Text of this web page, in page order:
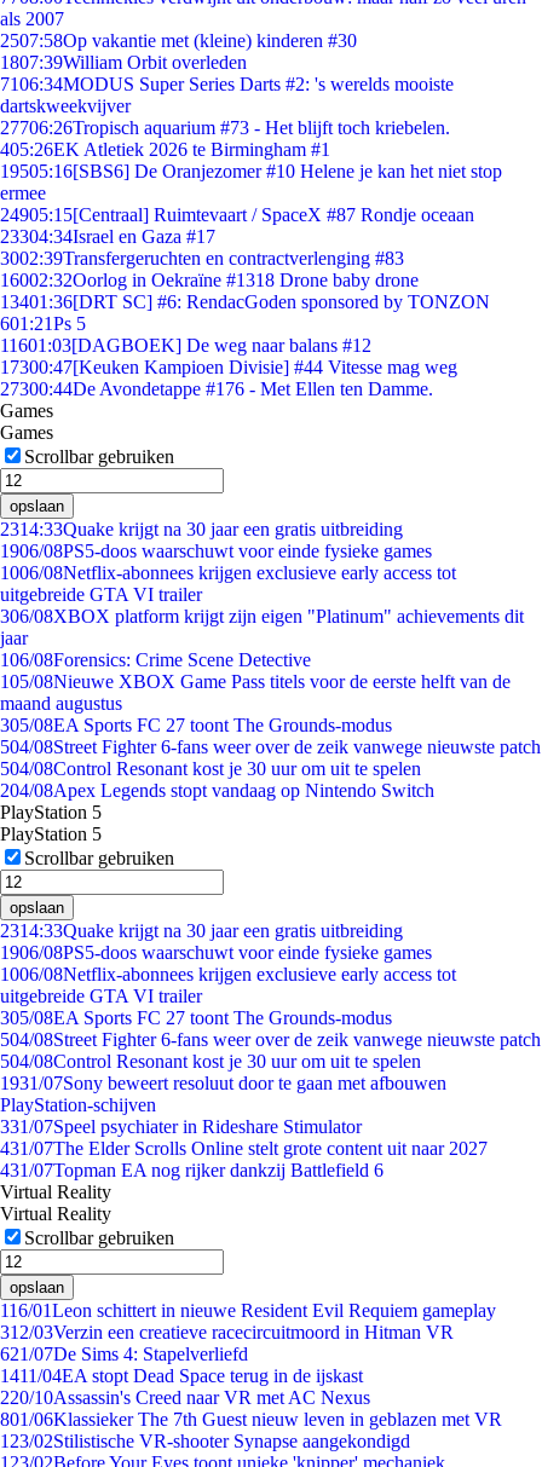
als 2007
2507:58Op vakantie met (kleine) kinderen #30
1807:39William Orbit overleden
7106:34MODUS Super Series Darts #2: 's werelds mooiste
dartskweekvijver
27706:26Tropisch aquarium #73 - Het blijft toch kriebelen.
405:26EK Atletiek 2026 te Birmingham #1
19505:16[SBS6] De Oranjezomer #10 Helene je kan het niet stop
ermee
24905:15[Centraal] Ruimtevaart / SpaceX #87 Rondje oceaan
23304:34Israel en Gaza #17
3002:39Transfergeruchten en contractverlenging #83
16002:32Oorlog in Oekraïne #1318 Drone baby drone
13401:36[DRT SC] #6: RendacGoden sponsored by TONZON
601:21Ps 5
11601:03[DAGBOEK] De weg naar balans #12
17300:47[Keuken Kampioen Divisie] #44 Vitesse mag weg
27300:44De Avondetappe #176 - Met Ellen ten Damme.
Games
Games
Scrollbar gebruiken
opslaan
2314:33Quake krijgt na 30 jaar een gratis uitbreiding
1906/08PS5-doos waarschuwt voor einde fysieke games
1006/08Netflix-abonnees krijgen exclusieve early access tot
uitgebreide GTA VI trailer
306/08XBOX platform krijgt zijn eigen "Platinum" achievements dit
jaar
106/08Forensics: Crime Scene Detective
105/08Nieuwe XBOX Game Pass titels voor de eerste helft van de
maand augustus
305/08EA Sports FC 27 toont The Grounds-modus
504/08Street Fighter 6-fans weer over de zeik vanwege nieuwste patch
504/08Control Resonant kost je 30 uur om uit te spelen
204/08Apex Legends stopt vandaag op Nintendo Switch
PlayStation 5
PlayStation 5
Scrollbar gebruiken
opslaan
2314:33Quake krijgt na 30 jaar een gratis uitbreiding
1906/08PS5-doos waarschuwt voor einde fysieke games
1006/08Netflix-abonnees krijgen exclusieve early access tot
uitgebreide GTA VI trailer
305/08EA Sports FC 27 toont The Grounds-modus
504/08Street Fighter 6-fans weer over de zeik vanwege nieuwste patch
504/08Control Resonant kost je 30 uur om uit te spelen
1931/07Sony beweert resoluut door te gaan met afbouwen
PlayStation-schijven
331/07Speel psychiater in Rideshare Stimulator
431/07The Elder Scrolls Online stelt grote content uit naar 2027
431/07Topman EA nog rijker dankzij Battlefield 6
Virtual Reality
Virtual Reality
Scrollbar gebruiken
opslaan
116/01Leon schittert in nieuwe Resident Evil Requiem gameplay
312/03Verzin een creatieve racecircuitmoord in Hitman VR
621/07De Sims 4: Stapelverliefd
1411/04EA stopt Dead Space terug in de ijskast
220/10Assassin's Creed naar VR met AC Nexus
801/06Klassieker The 7th Guest nieuw leven in geblazen met VR
1 23/02Stilistische VR-shooter Synapse aangekondigd
1 23/02Before Your Eyes toont unieke 'knipper' mechaniek